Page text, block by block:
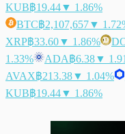
KUB฿19.44▼ 1.86%
BTC฿2,107,657▼
XRP฿33.60▼ 1.86%
1.33%
ADA฿6.38▼
AVAX฿213.38▼ 1.04%
KUB฿19.44▼ 1.86%